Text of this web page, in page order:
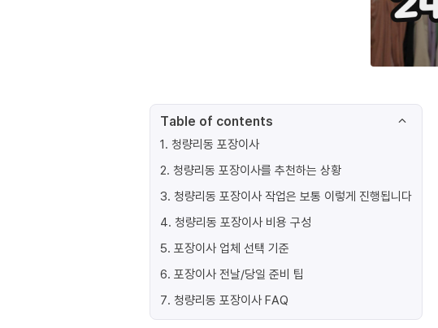
Table of contents
1. 청량리동 포장이사
2. 청량리동 포장이사를 추천하는 상황
3. 청량리동 포장이사 작업은 보통 이렇게 진행됩니다
4. 청량리동 포장이사 비용 구성
5. 포장이사 업체 선택 기준
6. 포장이사 전날/당일 준비 팁
7. 청량리동 포장이사 FAQ